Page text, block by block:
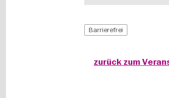
Barrierefrei
zurück zum